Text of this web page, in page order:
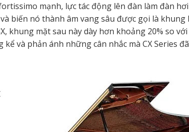
mạnh, lực tác động lên đàn làm đàn
biến nó thành âm vang sâu được gọi là
khung mặt sau này dày hơn khoảng 20% ​​so
kể và phản ánh những cân nhắc mà CX Series